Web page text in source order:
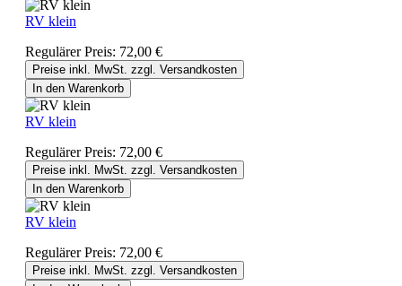
RV klein
Regulärer Preis: 72,00 €
Preise inkl. MwSt. zzgl. Versandkosten
In den Warenkorb
RV klein
Regulärer Preis: 72,00 €
Preise inkl. MwSt. zzgl. Versandkosten
In den Warenkorb
RV klein
Regulärer Preis: 72,00 €
Preise inkl. MwSt. zzgl. Versandkosten